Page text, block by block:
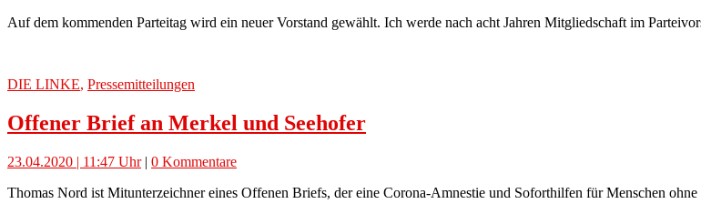
Auf dem kommenden Parteitag wird ein neuer Vorstand gewählt. Ich werde nach acht Jahren Mitgliedschaft im
DIE LINKE, Pressemitteilungen
Offener Brief an Merkel und Seehofer
23.04.2020 | 11:47 Uhr| 0 Kommentare
Thomas Nord ist Mitunterzeichner eines Offenen Briefs, der eine Corona-Amnestie und Soforthilfen für Menschen ohne